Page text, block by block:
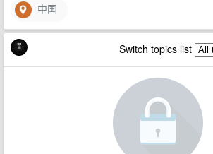
中国
Switch topics list